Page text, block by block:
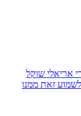
אריאלי שוקל
זאת ממנו